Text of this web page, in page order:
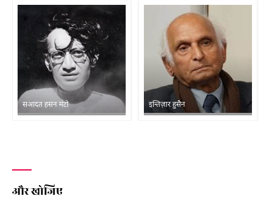
सआदत हसन मंटो इन्तिज़ार हुसैन
और खोजिए